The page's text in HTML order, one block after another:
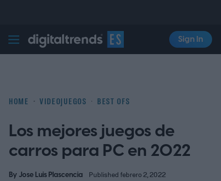
Digital Trends Español
Sign In
HOME VIDEOJUEGOS BEST OFS
Los mejores juegos de
carros para PC en 2022
ByJose Luis Plascencia Published febrero 2, 2022